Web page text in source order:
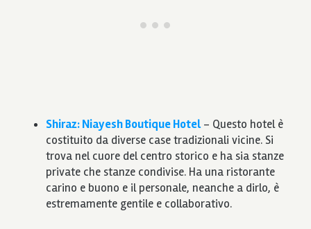
Shiraz: Niayesh Boutique Hotel – Questo hotel è
costituito da diverse case tradizionali vicine. Si
trova nel cuore del centro storico e ha sia stanze
private che stanze condivise. Ha una ristorante
carino e buono e il personale, neanche a dirlo, è
estremamente gentile e collaborativo.